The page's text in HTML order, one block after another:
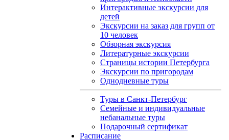
Интерактивные экскурсии для
детей
Экскурсии на заказ для групп от
10 человек
Обзорная экскурсия
Литературные экскурсии
Страницы истории Петербурга
Экскурсии по пригородам
Однодневные туры
Туры в Санкт-Петербург
Семейные и индивидуальные
небанальные туры
Подарочный сертификат
Расписание